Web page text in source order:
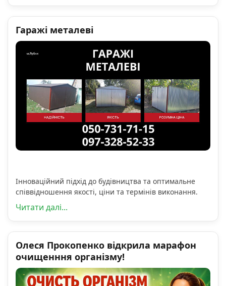
Гаражі металеві
Інноваційний підхід до будівництва та оптимальне
співвідношення якості, ціни та термінів виконання.
Читати далі...
Олеся Прокопенко відкрила марафон
очищенння організму!